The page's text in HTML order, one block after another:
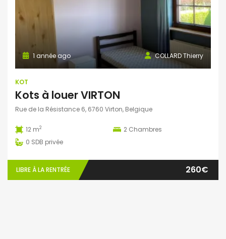
COLLARD Thierry
1 année ago
KOT
Kots à louer VIRTON
Rue de la Résistance 6, 6760 Virton, Belgique
12 m2 2 Chambres
0 SDB privée
LIBRE À LA RENTRÉE 260€